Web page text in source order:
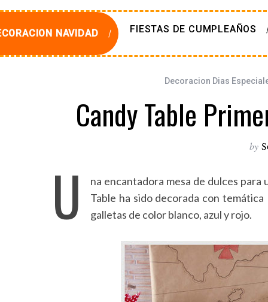
NAVIDAD FIESTAS DE CUMPLEAÑOS
Decoracion Dias
Candy Table
by
U
na encantadora mesa de dulces para
Table ha sido decorada con
galletas de color blanco, azul y rojo.